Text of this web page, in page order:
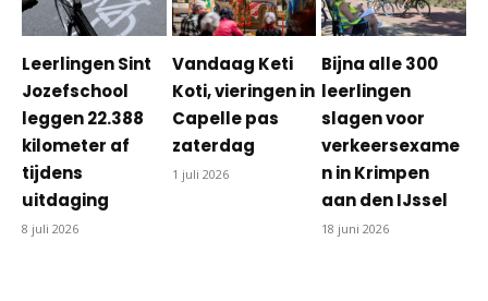
Leerlingen Sint
Jozefschool
leggen 22.388
kilometer af
tijdens
uitdaging
8 juli 2026
Vandaag Keti
Koti, vieringen in
Capelle pas
zaterdag
1 juli 2026
Bijna alle 300
leerlingen
slagen voor
verkeersexame
n in Krimpen
aan den IJssel
18 juni 2026